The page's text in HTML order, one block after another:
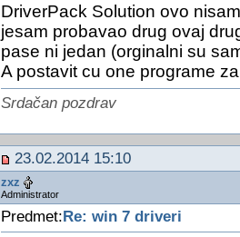
DriverPack Solution ovo
jesam probavao drug ovaj
pase ni jedan (orginalni su
A postavit cu one programe
Srdačan pozdrav
23.02.2014 15:10
zxz
Administrator
Predmet: Re: win 7 driveri